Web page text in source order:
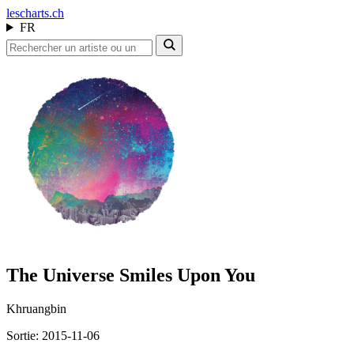
lescharts.ch
FR
The Universe Smiles Upon You
Khruangbin
Sortie: 2015-11-06